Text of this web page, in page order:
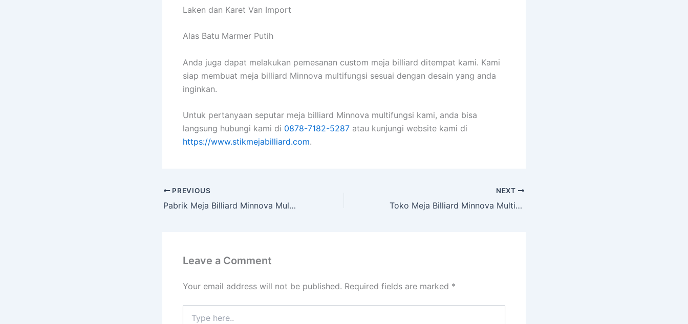
Laken dan Karet Van Import
Alas Batu Marmer Putih
Anda juga dapat melakukan pemesanan custom meja billiard ditempat kami. Kami
siap membuat meja billiard Minnova multifungsi sesuai dengan desain yang anda
inginkan.
Untuk pertanyaan seputar meja billiard Minnova multifungsi kami, anda bisa
langsung hubungi kami di 0878-7182-5287 atau kunjungi website kami di
https://www.stikmejabilliard.com.
PREVIOUS
Pabrik Meja Billiard Minnova Multifungsi Kediri
NEXT
Toko Meja Billiard Minnova Multifungsi Pekalongan
Leave a Comment
Your email address will not be published. Required fields are marked *
here..